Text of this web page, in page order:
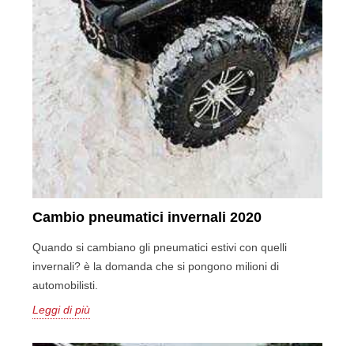
Cambio pneumatici invernali 2020
Quando si cambiano gli pneumatici estivi con quelli
invernali? è la domanda che si pongono milioni di
automobilisti.
Leggi di più